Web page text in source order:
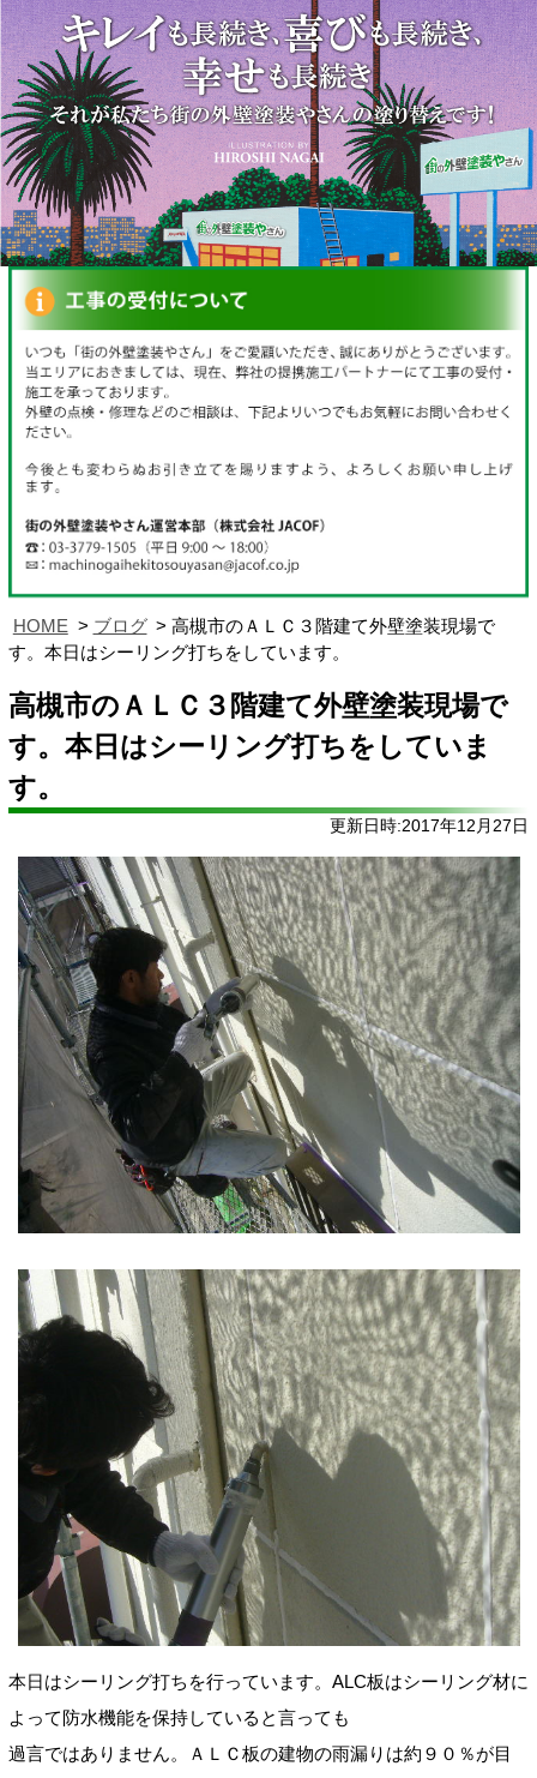
HOME ブログ
高槻市のＡＬＣ３階建て外壁塗装現場で
す。本日はシーリング打ちをしています。
高槻市のＡＬＣ３階建て外壁塗装現場で
す。本日はシーリング打ちをしていま
す。
更新日時:2017年12月27日
本日はシーリング打ちを行っています。ALC板はシーリング材に
よって防水機能を保持していると言っても
過言ではありません。ＡＬＣ板の建物の雨漏りは約９０％が目